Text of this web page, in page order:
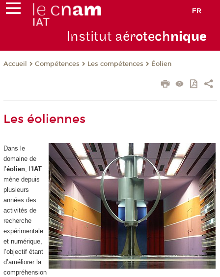
FR
Institut aérotechnique
Accueil Compétences Les compétences Éolien
Les éoliennes
Dans le
domaine de
l’éolien, l’ IAT
mène depuis
plusieurs
années des
activités de
recherche
expérimentale
et numérique,
l’objectif étant
d’améliorer la
compréhension